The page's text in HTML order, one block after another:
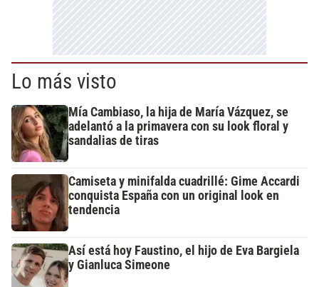
Lo más visto
Mía Cambiaso, la hija de María Vázquez, se
adelantó a la primavera con su look floral y
sandalias de tiras
Camiseta y minifalda cuadrillé: Gime Accardi
conquista España con un original look en
tendencia
Así está hoy Faustino, el hijo de Eva Bargiela
y Gianluca Simeone